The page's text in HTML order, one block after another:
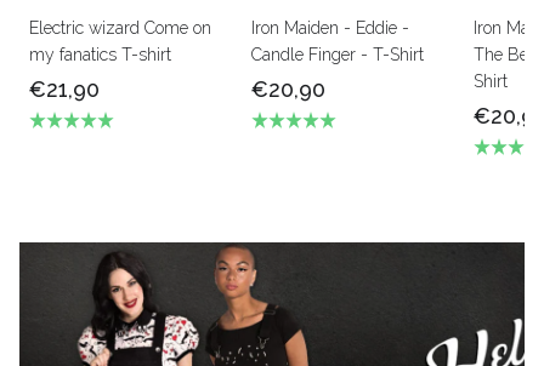
Electric wizard Come on
my fanatics T-shirt
€21,90
Iron Maiden - Eddie -
Candle Finger - T-Shirt
€20,90
Iron
The
Shirt